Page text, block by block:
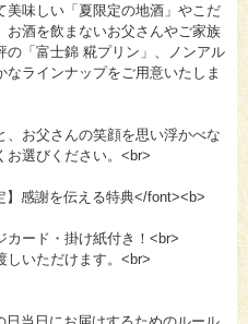
美味しい「夏限定の地酒」やこだ
お酒を飲まないお父さんやご家族
の「富士錦 糀プリン」、ノンアル
ラインナップをご用意いたしま
、お父さんの笑顔を思い浮かべな
お選びください。<br>
感謝を伝える特典</font><b>
カード・掛け紙付き！<br>
いただけます。<br>